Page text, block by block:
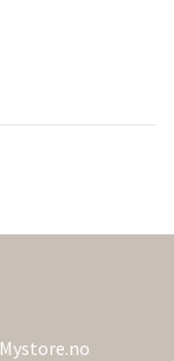
Mystore.no